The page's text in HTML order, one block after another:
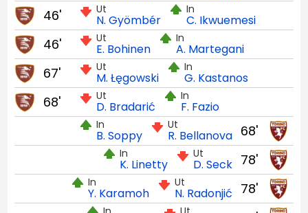
Ut
N. Gyömbér
In
C. Ikwuemesi
46'
Ut
E. Bohinen
In
A. Martegani
46'
Ut
M. Łęgowski
In
G. Kastanos
67'
Ut
D. Bradarić
In
F. Fazio
68'
68'
Ut
R. Bellanova
In
B. Soppy
78'
Ut
D. Seck
In
K. Linetty
78'
Ut
N. Radonjić
In
Y. Karamoh